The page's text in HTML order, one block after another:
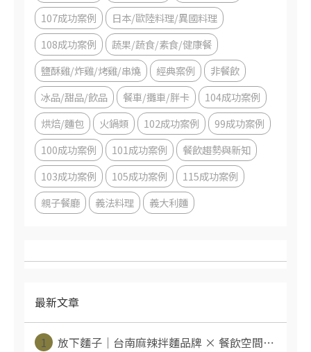
107成功案例
日本/歐陸料理/異國料理
108成功案例
蔬果/蔬食/素食/健康餐
鹽酥雞/炸雞/烤雞/串燒
經典案例
非餐飲
冰品/甜品/飲品
餐車/攤車/胖卡
104成功案例
烘焙/麵包
火鍋類 102成功案例
99成功案例
100成功案例
101成功案例
餐飲趨勢與新知
103成功案例
105成功案例
115成功案例
親子餐廳
義法料理 義大利麵
最新文章
1
放下麵子｜台南麻辣拌麵品牌 × 餐飲空間⋯